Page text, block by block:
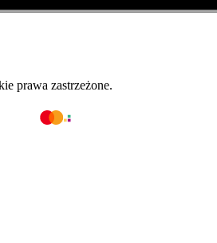
prawa zastrzeżone.